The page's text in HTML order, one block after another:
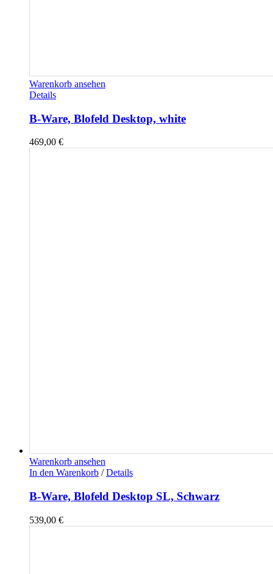
Warenkorb ansehen
Details
B-Ware, Blofeld Desktop, white
469,00 €
Warenkorb ansehen
In den Warenkorb / Details
B-Ware, Blofeld Desktop SL, Schwarz
539,00 €